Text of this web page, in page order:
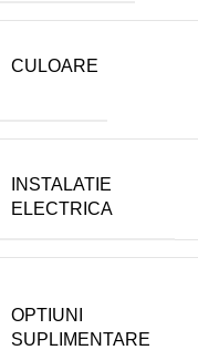
CULOARE
INSTALATIE
ELECTRICA
OPTIUNI
SUPLIMENTARE